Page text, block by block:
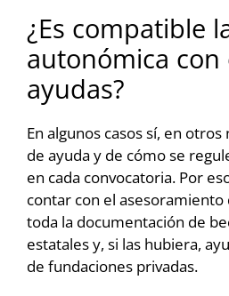
¿Es compatible
autonómica con
ayudas?
En algunos casos sí, en
de ayuda y de cómo se
en cada convocatoria. Por
contar con el
toda la documentación de
estatales y, si las hubiera,
de fundaciones privadas.